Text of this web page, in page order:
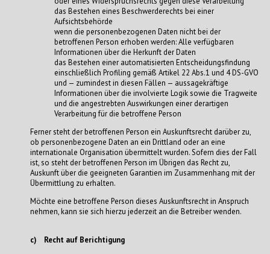
das Bestehen eines Beschwerderechts bei einer
Aufsichtsbehörde
wenn die personenbezogenen Daten nicht bei der
betroffenen Person erhoben werden: Alle verfügbaren
Informationen über die Herkunft der Daten
das Bestehen einer automatisierten Entscheidungsfindung
einschließlich Profiling gemäß Artikel 22 Abs.1 und 4 DS-GVO
und — zumindest in diesen Fällen — aussagekräftige
Informationen über die involvierte Logik sowie die Tragweite
und die angestrebten Auswirkungen einer derartigen
Verarbeitung für die betroffene Person
Ferner steht der betroffenen Person ein Auskunftsrecht darüber zu,
ob personenbezogene Daten an ein Drittland oder an eine
internationale Organisation übermittelt wurden. Sofern dies der Fall
ist, so steht der betroffenen Person im Übrigen das Recht zu,
Auskunft über die geeigneten Garantien im Zusammenhang mit der
Übermittlung zu erhalten.
Möchte eine betroffene Person dieses Auskunftsrecht in Anspruch
nehmen, kann sie sich hierzu jederzeit an die Betreiber wenden.
c) Recht auf Berichtigung